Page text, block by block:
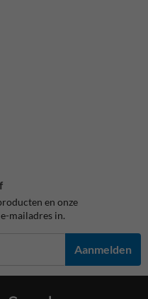
en onze
mailadres in.
Aanmelden